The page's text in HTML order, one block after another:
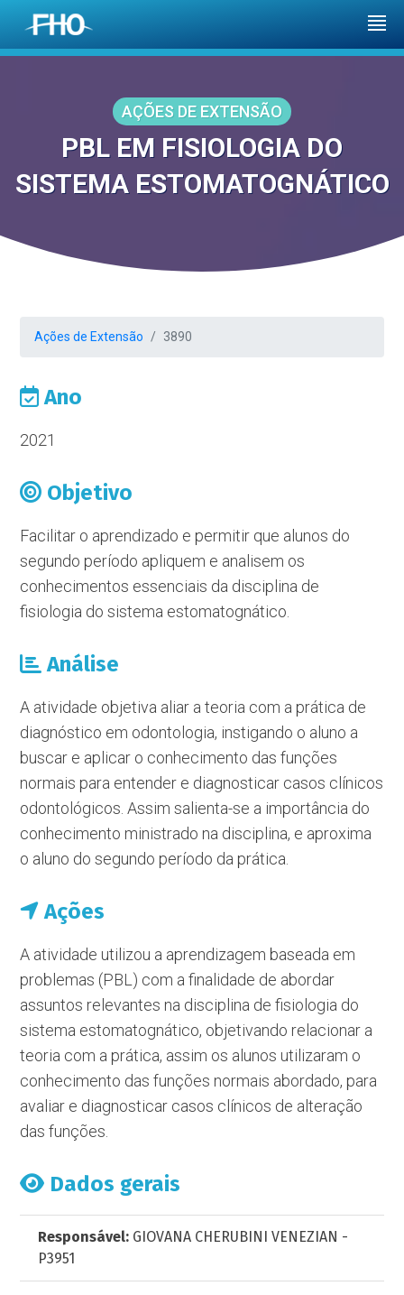
AÇÕES DE EXTENSÃO
PBL EM FISIOLOGIA DO
SISTEMA ESTOMATOGNÁTICO
Ações de Extensão 3890
Ano
2021
Objetivo
Facilitar o aprendizado e permitir que alunos do
segundo período apliquem e analisem os
conhecimentos essenciais da disciplina de
fisiologia do sistema estomatognático.
Análise
A atividade objetiva aliar a teoria com a prática de
diagnóstico em odontologia, instigando o aluno a
buscar e aplicar o conhecimento das funções
normais para entender e diagnosticar casos clínicos
odontológicos. Assim salienta-se a importância do
conhecimento ministrado na disciplina, e aproxima
o aluno do segundo período da prática.
Ações
A atividade utilizou a aprendizagem baseada em
problemas (PBL) com a finalidade de abordar
assuntos relevantes na disciplina de fisiologia do
sistema estomatognático, objetivando relacionar a
teoria com a prática, assim os alunos utilizaram o
conhecimento das funções normais abordado, para
avaliar e diagnosticar casos clínicos de alteração
das funções.
Dados gerais
Responsável: GIOVANA CHERUBINI VENEZIAN -
P3951